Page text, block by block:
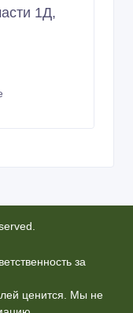
1Д,
за
ценится. Мы не